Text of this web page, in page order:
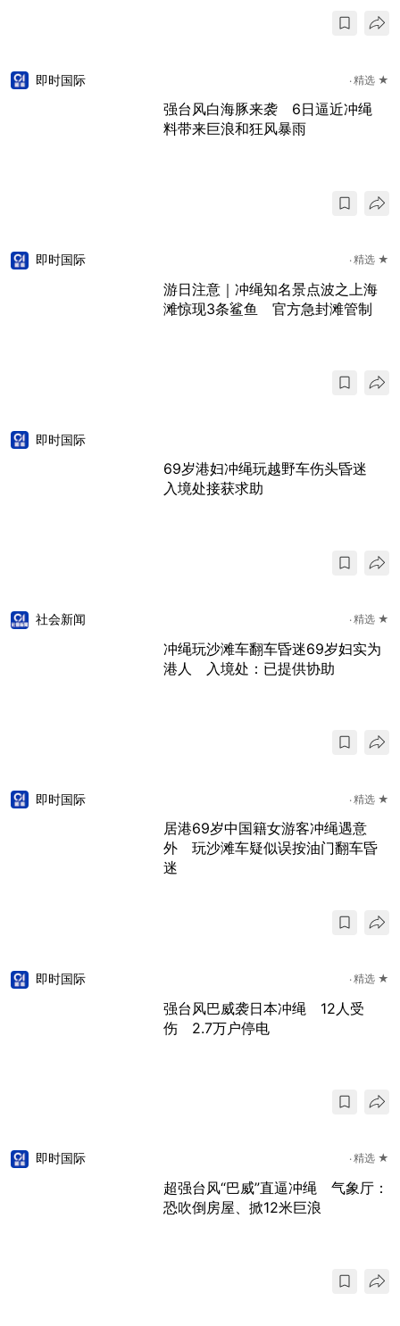
即时国际 精选 ★
强台风白海豚来袭 6日逼近冲绳
料带来巨浪和狂风暴雨
即时国际 精选 ★
游日注意｜冲绳知名景点波之上海
滩惊现3条鲨鱼 官方急封滩管制
即时国际
69岁港妇冲绳玩越野车伤头昏迷
入境处接获求助
社会新闻 精选 ★
冲绳玩沙滩车翻车昏迷69岁妇实为
港人 入境处：已提供协助
即时国际 精选 ★
居港69岁中国籍女游客冲绳遇意
外 玩沙滩车疑似误按油门翻车昏
迷
即时国际 精选 ★
强台风巴威袭日本冲绳 12人受
伤 2.7万户停电
即时国际 精选 ★
超强台风“巴威”直逼冲绳 气象厅：
恐吹倒房屋、掀12米巨浪